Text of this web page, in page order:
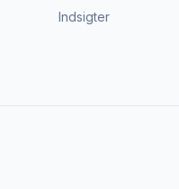
Indsigter